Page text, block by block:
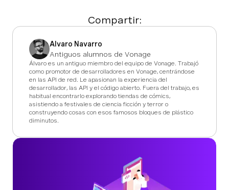
Compartir:
Alvaro Navarro
Antiguos alumnos de Vonage
Álvaro es un antiguo miembro del equipo de Vonage. Trabajó
como promotor de desarrolladores en Vonage, centrándose
en las API de red. Le apasionan la experiencia del
desarrollador, las API y el código abierto. Fuera del trabajo, es
habitual encontrarlo explorando tiendas de cómics,
asistiendo a festivales de ciencia ficción y terror o
construyendo cosas con esos famosos bloques de plástico
diminutos.